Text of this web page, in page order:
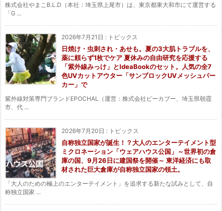
株式会社やまこB.L.D（本社：埼玉県上尾市）は、東京都東大和市にて運営する
「G ...
2026年7月21日 : トピックス
日焼け・虫刺され・あせも。夏の3大肌トラブルを、
薬に頼らず1枚でケア 夏休みの自由研究を応援する
「紫外線みっけ」とIdeaBookのセット。人気の全7
色UVカットアウター「サンブロックUVメッシュパー
カー」で
紫外線対策専門ブランドEPOCHAL（運営：株式会社ピーカブー、埼玉県朝霞
市、代 ...
2026年7月20日 : トピックス
自称独立国家が誕生！？大人のエンターテイメント型
ミクロネーション「ウェアハウス公国」～世界初の倉
庫の国、9月26日に建国祭を開催～ 東洋経済にも取
材された巨大倉庫が自称独立国家の領土。
「大人のための極上のエンターテイメント」を追求する新たな試みとして、自
称独立国家 ...